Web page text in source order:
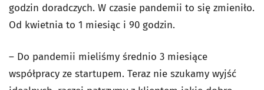
godzin doradczych. W czasie pandemii to się zmieniło.
Od kwietnia to 1 miesiąc i 90 godzin.
– Do pandemii mieliśmy średnio 3 miesiące
współpracy ze startupem. Teraz nie szukamy wyjść